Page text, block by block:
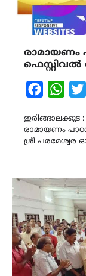
രാമായണം
ഫെസ്റ്റിവൽ
Facebook
ഇരിങ്ങാലക്കുട :
രാമായണം
ശ്രീ പരമേശ്വര